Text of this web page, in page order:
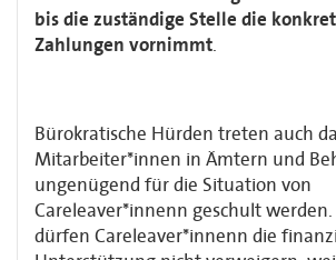
bis die zuständige Stelle die
Zahlungen vornimmt.
Bürokratische Hürden treten auch
Mitarbeiter*innen in Ämtern und
ungenügend für die Situation von
Careleaver*innenn geschult werden.
dürfen Careleaver*innenn die